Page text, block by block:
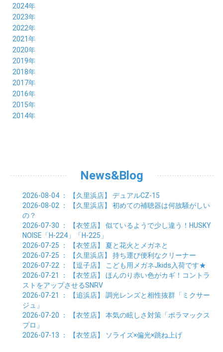
12月 (14)
11月 (17)
10月 (21)
09月 (20)
08月 (20)
07月 (18)
06月 (22)
05月 (21)
04月 (19)
03月 (19)
02月 (19)
01月 (21)
2024年
12月 (19)
11月 (21)
10月 (23)
09月 (23)
08月 (20)
07月 (21)
06月 (22)
05月 (18)
04月 (26)
03月 (23)
02月 (29)
2023年
12月 (19)
11月 (19)
10月 (20)
09月 (22)
08月 (24)
07月 (26)
06月 (25)
05月 (28)
04月 (26)
03月 (30)
2022年
12月 (36)
11月 (16)
10月 (22)
09月 (20)
08月 (18)
07月 (21)
06月 (23)
05月 (25)
04月 (20)
2021年
12月 (18)
11月 (19)
10月 (20)
09月 (24)
08月 (35)
07月 (17)
06月 (25)
05月 (31)
2020年
12月 (19)
11月 (23)
10月 (24)
09月 (29)
08月 (26)
07月 (25)
06月 (21)
2019年
12月 (26)
11月 (21)
10月 (26)
09月 (26)
08月 (31)
07月 (22)
2018年
12月 (22)
11月 (28)
10月 (23)
09月 (27)
08月 (24)
01月 (24)
2017年
12月 (20)
11月 (22)
10月 (21)
02月 (20)
01月 (23)
2016年
12月 (26)
11月 (21)
03月 (25)
02月 (30)
01月 (33)
2015年
12月 (36)
06月 (15)
04月 (9)
03月 (7)
02月 (7)
01月 (9)
2014年
News&Blog
2026-08-04 ： 【久里浜店】 デュアルCZ-15
2026-08-02 ： 【久里浜店】 初めての補聴器は何故騒がしい
の？
2026-07-30 ： 【衣笠店】 似ているようで少し違う！HUSKY
NOISE「H-224」「H-225」
2026-07-25 ： 【衣笠店】 夏と花火とメガネと
2026-07-25 ： 【久里浜店】 持ち運び便利なクリーナー
2026-07-22 ： 【逗子店】
こども用メガネJkids入荷です★
2026-07-21
： 【衣笠店】 ほんのり赤い色がカギ！コントラ
ストをアップさせるSNRV
2026-07-21
： 【追浜店】 調光レンズと相性抜群「ミクサー
ジュ」
2026-07-20 ： 【衣笠店】 本気の眩しさ対策「ポラマックス
プロ」
2026-07-13 ： 【衣笠店】 ソライズ×偏光×跳ね上げ